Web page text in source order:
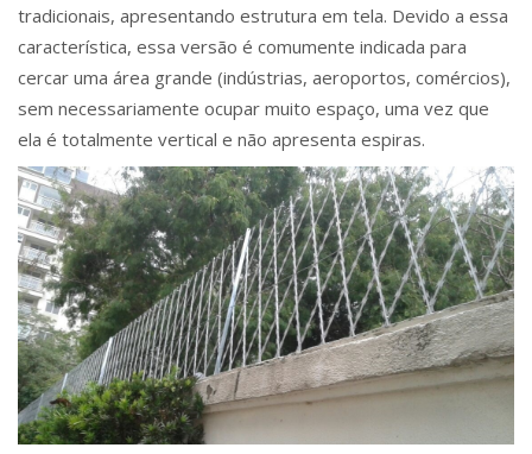
tradicionais, apresentando estrutura em tela. Devido a essa
característica, essa versão é comumente indicada para
cercar uma área grande (indústrias, aeroportos, comércios),
sem necessariamente ocupar muito espaço, uma vez que
ela é totalmente vertical e não apresenta espiras.